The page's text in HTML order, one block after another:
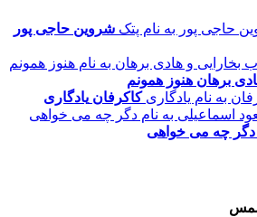
شروین حاجی پور
برهان هنوز همونم
کاکرفان یادگاری
دگر چه می خواهی
شمس